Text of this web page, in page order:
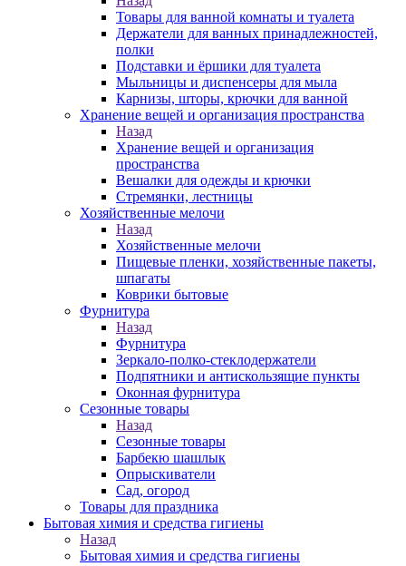
Товары для ванной комнаты и туалета
Держатели для ванных принадлежностей,
полки
Подставки и ёршики для туалета
Мыльницы и диспенсеры для мыла
Карнизы, шторы, крючки для ванной
Хранение вещей и организация пространства
Назад
Хранение вещей и организация
пространства
Вешалки для одежды и крючки
Стремянки, лестницы
Хозяйственные мелочи
Назад
Хозяйственные мелочи
Пищевые пленки, хозяйственные пакеты,
шпагаты
Коврики бытовые
Фурнитура
Назад
Фурнитура
Зеркало-полко-стеклодержатели
Подпятники и антискользящие пункты
Оконная фурнитура
Сезонные товары
Назад
Сезонные товары
Барбекю шашлык
Опрыскиватели
Сад, огород
Товары для праздника
Бытовая химия и средства гигиены
Назад
Бытовая химия и средства гигиены